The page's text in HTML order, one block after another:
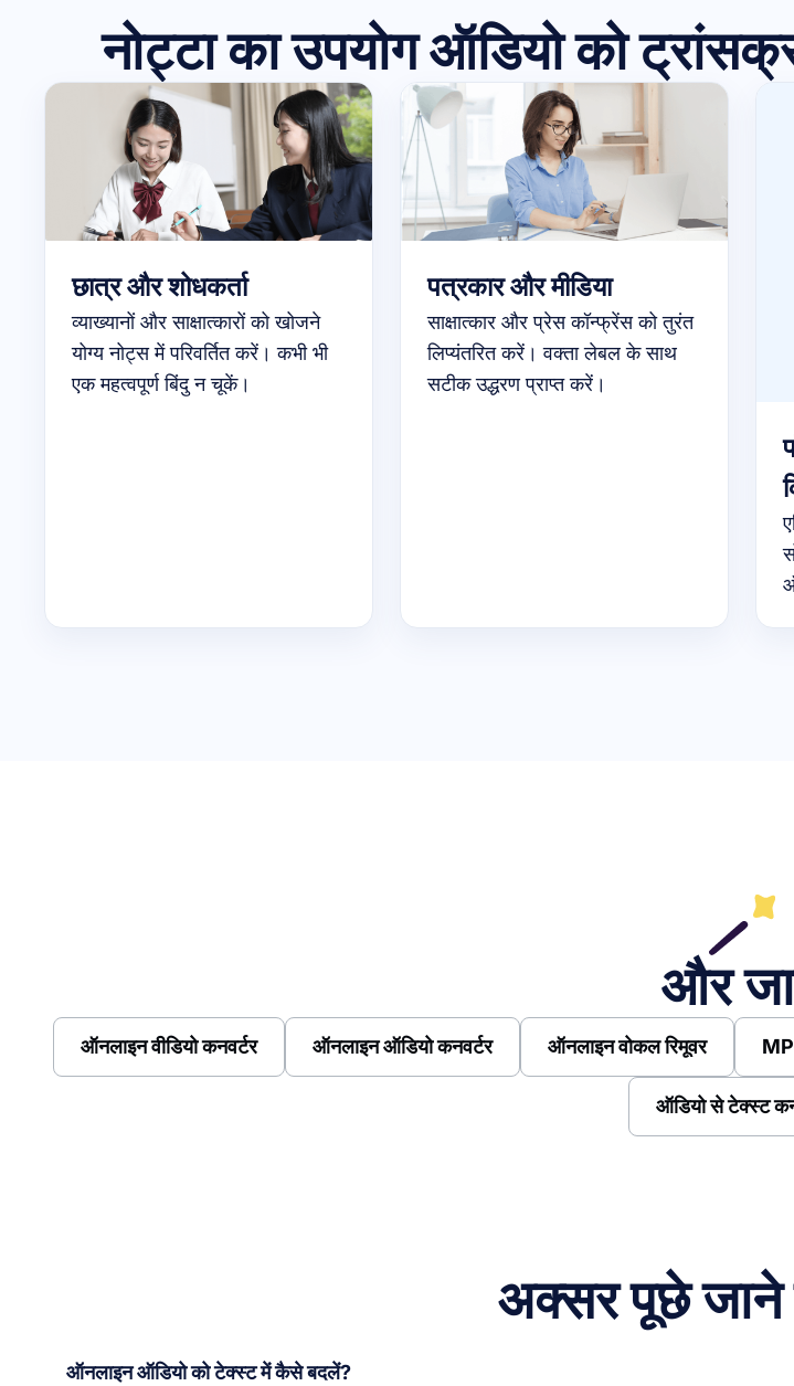
नोट्टा का उपयोग ऑडियो को
छात्र और शोधकर्ता
व्याख्यानों और साक्षात्कारों को खोजने
योग्य नोट्स में परिवर्तित करें। कभी भी
एक महत्वपूर्ण बिंदु न चूकें।
पत्रकार और मीडिया
साक्षात्कार और प्रेस कॉन्फ्रेंस को तुरंत
लिप्यंतरित करें। वक्ता लेबल के साथ
सटीक उद्धरण प्राप्त करें।
और
ऑनलाइन वीडियो कनवर्टर ऑनलाइन ऑडियो कनवर्टर ऑनलाइन वोकल रिमूवर
ऑडियो से टेक्स्ट
अक्सर पूछे जाने
ऑनलाइन ऑडियो को टेक्स्ट में कैसे बदलें?